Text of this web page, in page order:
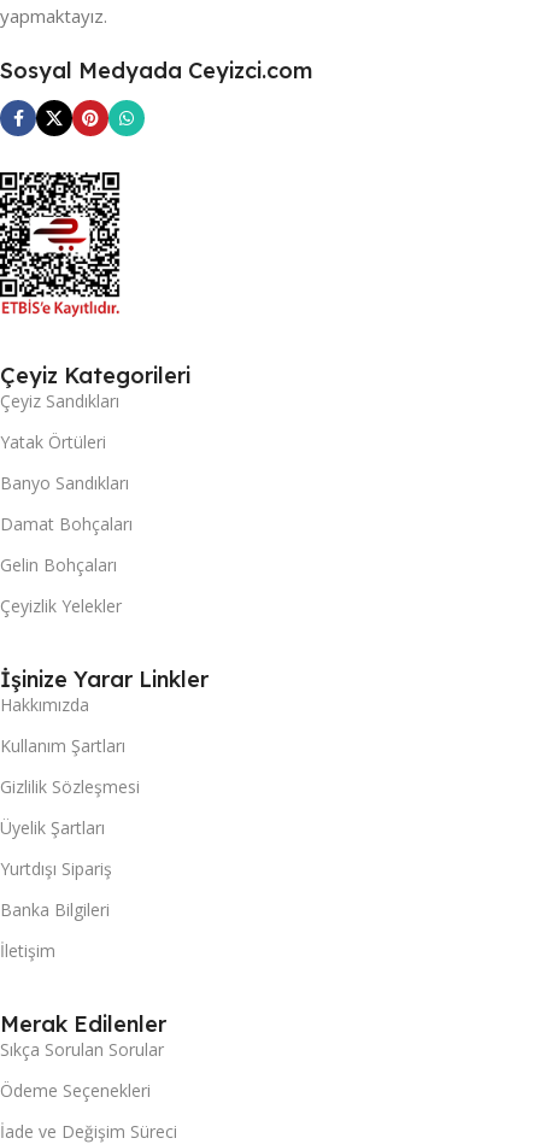
yapmaktayız.
Sosyal Medyada Ceyizci.com
Çeyiz Kategorileri
Çeyiz Sandıkları
Yatak Örtüleri
Banyo Sandıkları
Damat Bohçaları
Gelin Bohçaları
Çeyizlik Yelekler
İşinize Yarar Linkler
Hakkımızda
Kullanım Şartları
Gizlilik Sözleşmesi
Üyelik Şartları
Yurtdışı Sipariş
Banka Bilgileri
İletişim
Merak Edilenler
Sıkça Sorulan Sorular
Ödeme Seçenekleri
İade ve Değişim Süreci